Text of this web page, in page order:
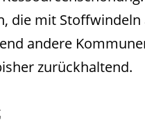
die mit Stoffwindeln
andere
zurückhaltend.